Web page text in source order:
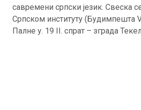
савремени српски језик. Свеска
Српском институту (Будимпешта
Палне у. 19 II. спрат – зграда